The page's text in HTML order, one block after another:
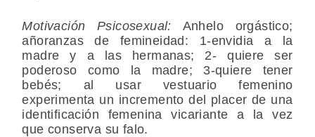
Motivación Psicosexual: Anhelo orgástico;
añoranzas de femineidad: 1-envidia a la
madre y a las hermanas; 2- quiere ser
poderoso como la madre; 3-quiere tener
bebés; al usar vestuario femenino
experimenta un incremento del placer de una
identificación femenina vicariante a la vez
que conserva su falo.